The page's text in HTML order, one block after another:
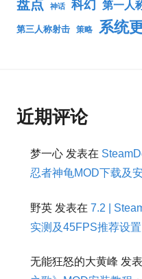
盘点 神话 科幻 第一人
第三人称射击 策略 系统
近期评论
梦一心 发表在
忍者神龟MOD下载及
野英 发表在 7.2 |
实测及45FPS推荐设置
无能狂怒的大黄峰 发